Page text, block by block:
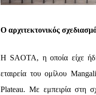
Ο αρχιτεκτονικός
Η SAOTA, η οποία είχε
εταιρεία του ομίλου
Plateau. Με εμπειρία στη